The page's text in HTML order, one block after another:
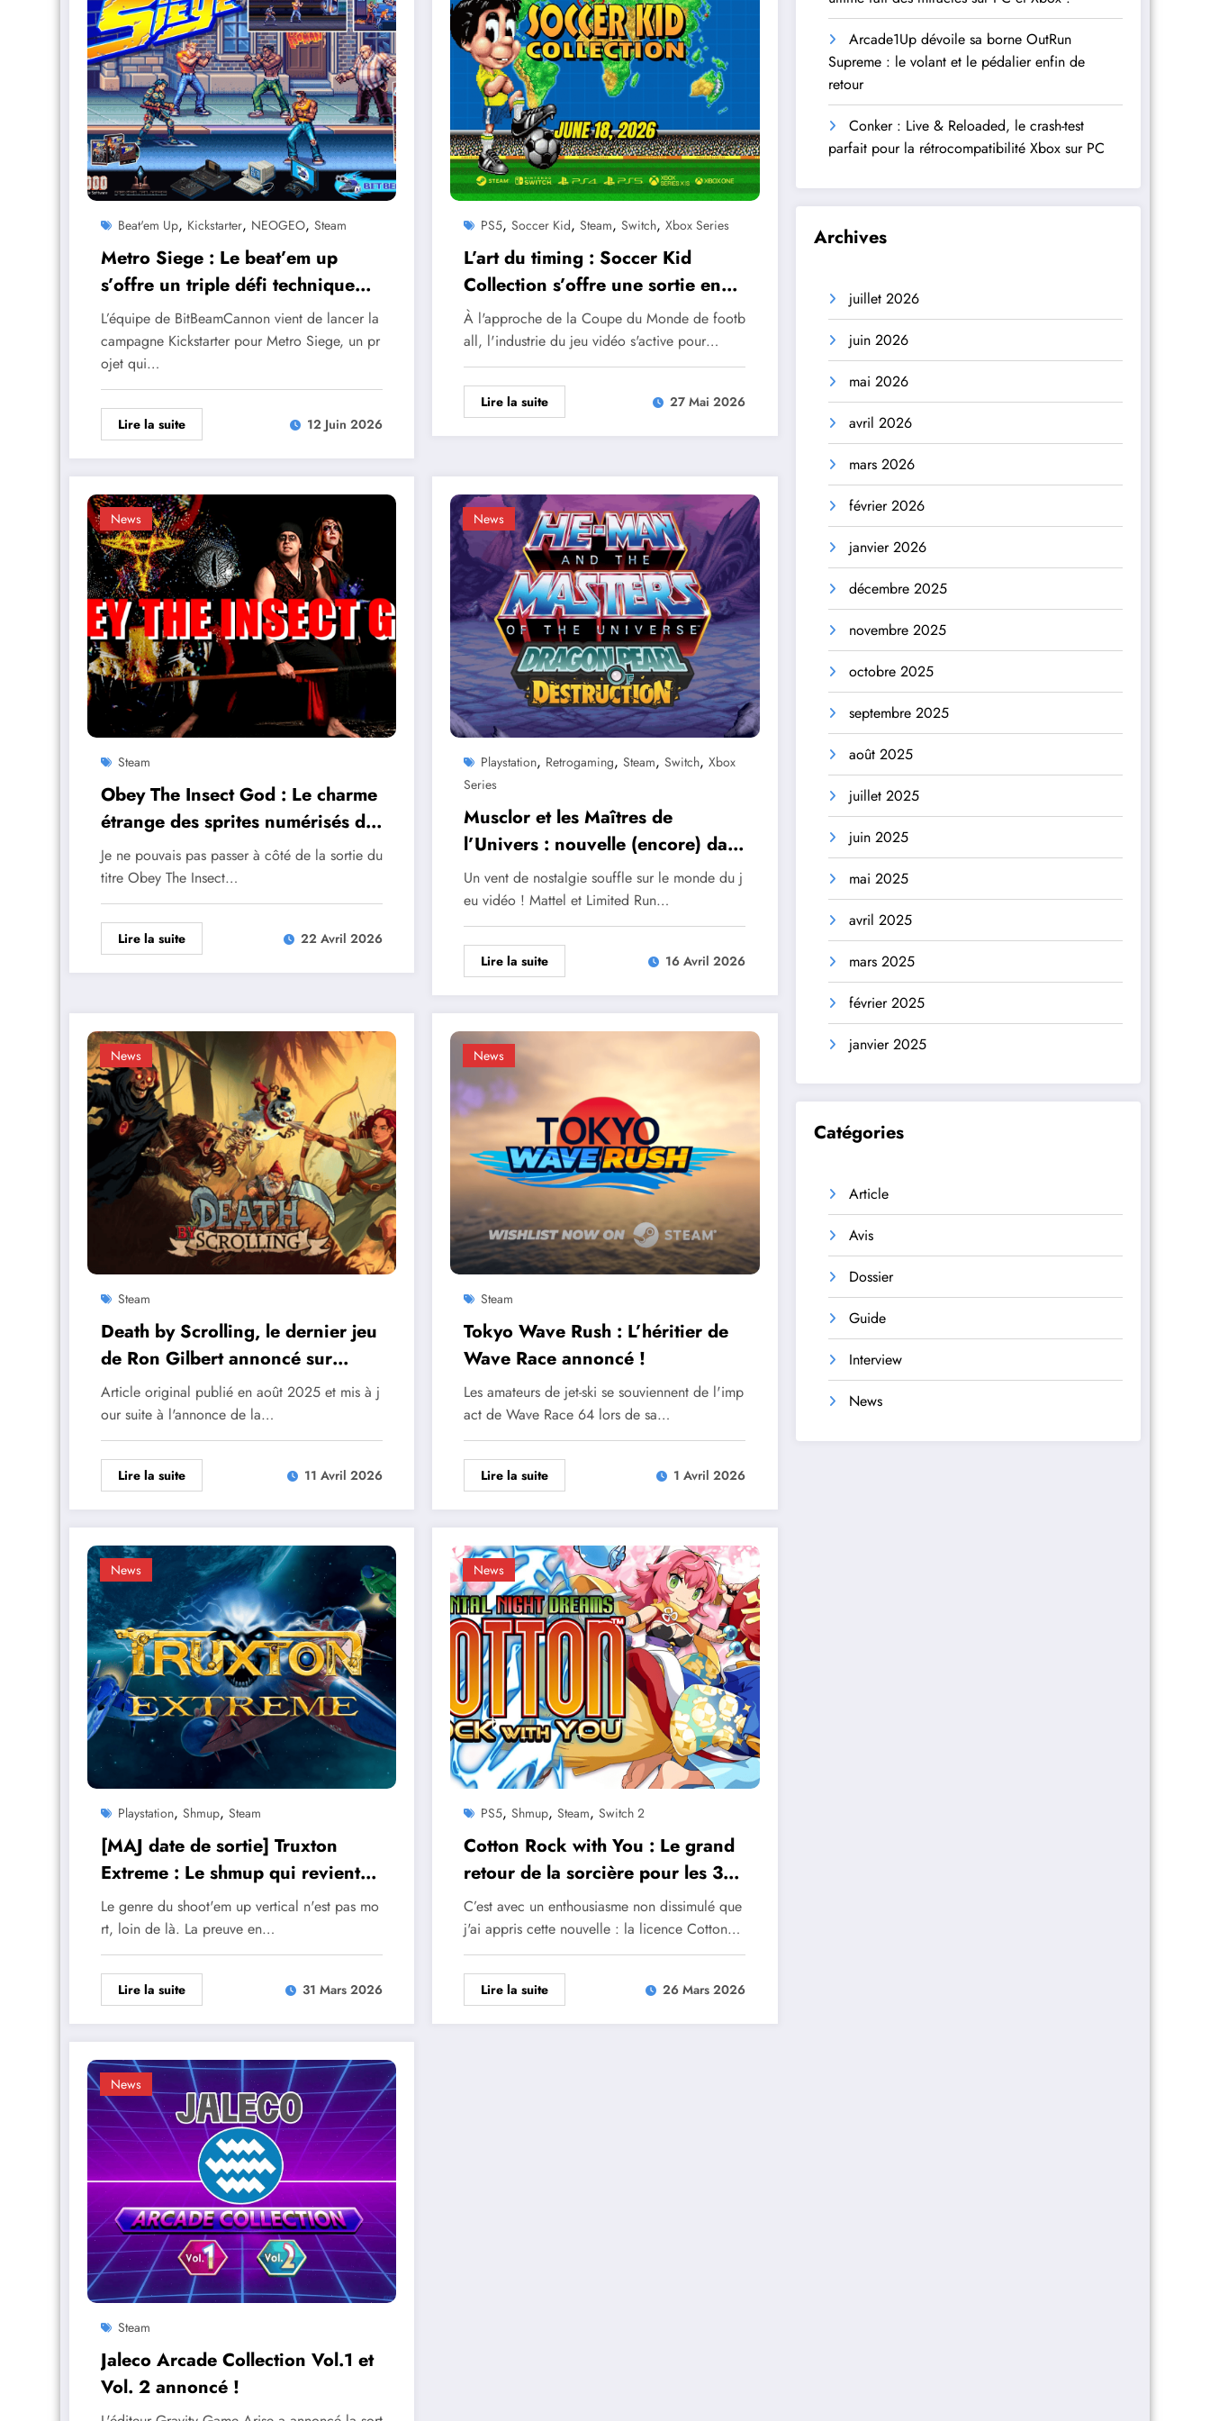
Beat'em Up, Kickstarter, NEOGEO, Steam
Metro Siege : Le beat’em up
s’offre un triple défi technique
sur Kickstarter
L’équipe de BitBeamCannon vient de lancer la
campagne Kickstarter pour Metro Siege, un pr
ojet qui…
Lire la suite 12 Juin 2026
PS5,Soccer Kid,Steam,Switch,Xbox Series
L’art du timing : Soccer Kid
Collection s’offre une sortie en
pleine Coupe du Monde
À l'approche de la Coupe du Monde de footb
all, l'industrie du jeu vidéo s'active pour…
Lire la suite 27 Mai 2026
News
Steam
Obey The Insect God : Le charme
étrange des sprites numérisés de
retour sur PC
Je ne pouvais pas passer à côté de la sortie du
titre Obey The Insect…
Lire la suite 22 Avril 2026
News
Playstation, Retrogaming,Steam,Switch,Xbox
Series
Musclor et les Maîtres de
l’Univers : nouvelle (encore) date
de sortie !
Un vent de nostalgie souffle sur le monde du j
eu vidéo ! Mattel et Limited Run…
Lire la suite 16 Avril 2026
News
Steam
Death by Scrolling, le dernier jeu
de Ron Gilbert annoncé sur
consoles !
Article original publié en août 2025 et mis à j
our suite à l'annonce de la…
Lire la suite 11 Avril 2026
News
Steam
Tokyo Wave Rush : L’héritier de
Wave Race annoncé !
Les amateurs de jet-ski se souviennent de l'imp
act de Wave Race 64 lors de sa…
Lire la suite 1 Avril 2026
News
Playstation, Shmup, Steam
[MAJ date de sortie] Truxton
Extreme : Le shmup qui revient
pour vous faire suer en duo !
Le genre du shoot'em up vertical n'est pas mo
rt, loin de là. La preuve en…
Lire la suite 31 Mars 2026
News
PS5,Shmup,Steam,Switch 2
Cotton Rock with You : Le grand
retour de la sorcière pour les 35
ans de la saga
C’est avec un enthousiasme non dissimulé que
j'ai appris cette nouvelle : la licence Cotton…
Lire la suite 26 Mars 2026
News
Steam
Jaleco Arcade Collection Vol.1 et
Vol. 2 annoncé !
Arcade1Up dévoile sa borne OutRun
Supreme : le volant et le pédalier enfin de
retour
Conker : Live & Reloaded, le crash-test
parfait pour la rétrocompatibilité Xbox sur PC
Archives
juillet 2026
juin 2026
mai 2026
avril 2026
mars 2026
février 2026
janvier 2026
décembre 2025
novembre 2025
octobre 2025
septembre 2025
août 2025
juillet 2025
juin 2025
mai 2025
avril 2025
mars 2025
février 2025
janvier 2025
Catégories
Article
Avis
Dossier
Guide
Interview
News